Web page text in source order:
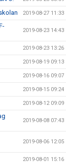
2019-08-27 11:33
2019-08-23 14:43
2019-08-23 13:26
2019-08-19 09:13
2019-08-16 09:07
2019-08-15 09:24
2019-08-12 09:09
2019-08-08 07:43
2019-08-06 12:05
2019-08-01 15:16